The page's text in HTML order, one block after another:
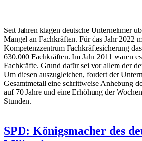
Seit Jahren klagen deutsche Unternehmer
Mangel an Fachkräften. Für das Jahr 2022
Kompetenzzentrum Fachkräftesicherung
630.000 Fachkräften. Im Jahr 2011 waren
Fachkräfte. Grund dafür sei vor allem der
Um diesen auszugleichen, fordert der
Gesamtmetall eine schrittweise Anhebung
auf 70 Jahre und eine Erhöhung der
Stunden.
SPD: Königsmacher des